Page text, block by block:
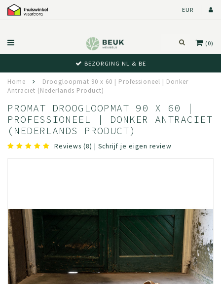
EUR
(0)
BEZORGING NL & BE
Home
Droogloopmat 90 x 60 | Professioneel | Donker
Antraciet (Nederlands Product)
PROMAT DROOGLOOPMAT 90 X 60 |
PROFESSIONEEL | DONKER ANTRACIET
(NEDERLANDS PRODUCT)
Reviews (8) | Schrijf je eigen review